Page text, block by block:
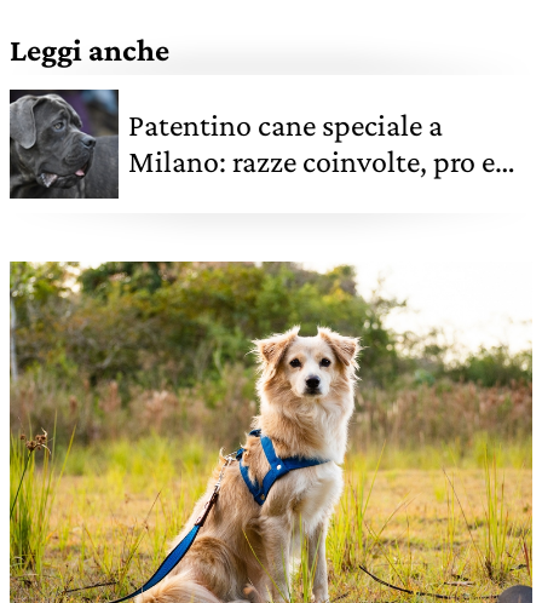
Leggi anche
Patentino cane speciale a
Milano: razze coinvolte, pro e